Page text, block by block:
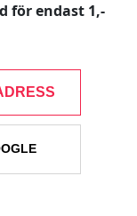
för endast 1,-